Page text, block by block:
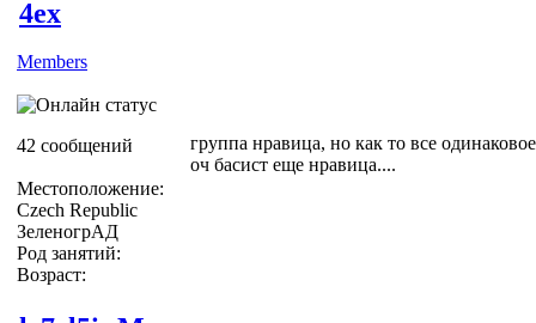
4ex
Members
42 сообщений
Местоположение:
Czech Republic
ЗеленогрАД
Род занятий:
Возраст:
группа нравица, но как то все
оч басист еще нравица....